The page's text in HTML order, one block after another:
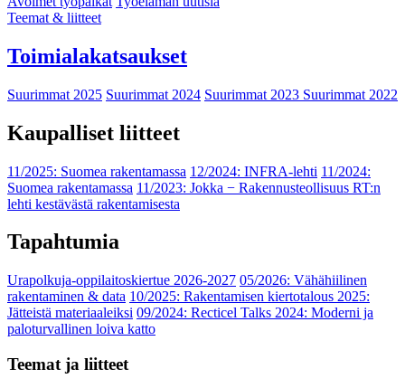
Teemat & liitteet
Toimialakatsaukset
Suurimmat 2025 Suurimmat 2024 Suurimmat 2023 Suurimmat 2022
Kaupalliset liitteet
11/2025: Suomea rakentamassa 12/2024: INFRA-lehti 11/2024:
Suomea rakentamassa 11/2023: Jokka − Rakennusteollisuus RT:n
lehti kestävästä rakentamisesta
Tapahtumia
Urapolkuja-oppilaitoskiertue 2026-2027 05/2026: Vähähiilinen
rakentaminen & data 10/2025: Rakentamisen kiertotalous 2025:
Jätteistä materiaaleiksi 09/2024: Recticel Talks 2024: Moderni ja
paloturvallinen loiva katto
Teemat ja liitteet